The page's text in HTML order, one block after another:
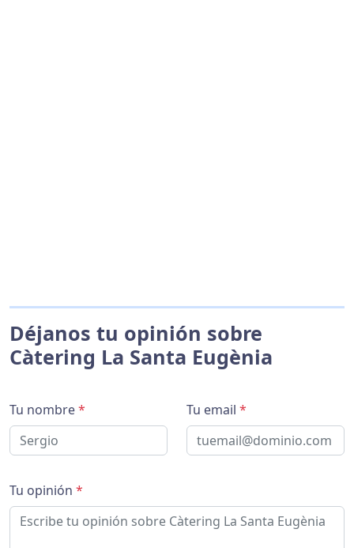
Déjanos tu opinión sobre
Càtering La Santa Eugènia
Tu nombre* Tu email *
Tu opinión *